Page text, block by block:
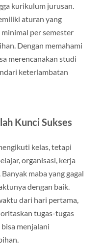
kurikulum jurusan.
aturan yang
per semester
Dengan memahami
merencanakan studi
keterlambatan
Kunci Sukses
kelas, tetapi
organisasi, kerja
maba yang gagal
dengan baik.
dari hari pertama,
tugas-tugas
menjalani